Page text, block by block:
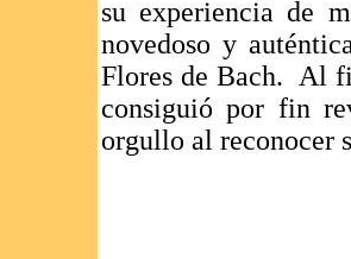
su experiencia de
novedoso y
Flores de Bach.
Al
consiguió por fin
orgullo al reconocer